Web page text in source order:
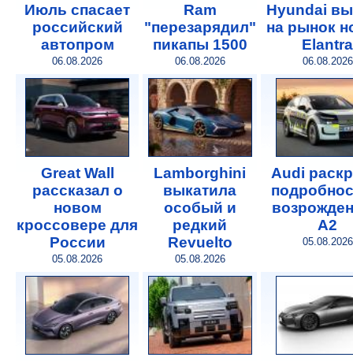
Июль спасает
российский
автопром
06.08.2026
Ram
"перезарядил"
пикапы 1500
06.08.2026
Hyundai
на рынок
Elantra
06.08.2026
Great Wall
рассказал о
новом
кроссовере для
России
05.08.2026
Lamborghini
выкатила
особый и
редкий
Revuelto
05.08.2026
Audi
A2
05.08.2026